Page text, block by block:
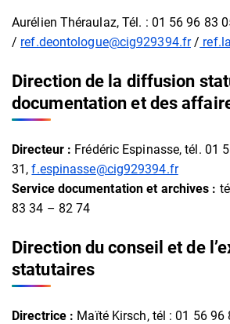
Aurélien Théraulaz, Tél. : 01 56 96 83
/ ref.deontologue@cig929394.fr/
Direction de la diffusion
documentation et des
Directeur : Frédéric Espinasse, tél. 01
31,f.espinasse@cig929394.fr
Service documentation et archives :
83 34 – 82 74
Direction du conseil et de
statutaires
Directrice : Maïté Kirsch, tél : 01 56 96